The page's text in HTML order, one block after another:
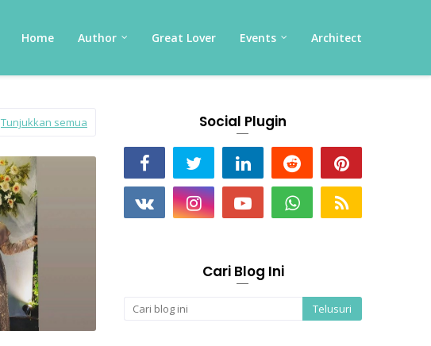
Home Author Great Lover Events Architect
Tunjukkan semua Social Plugin
Cari Blog Ini